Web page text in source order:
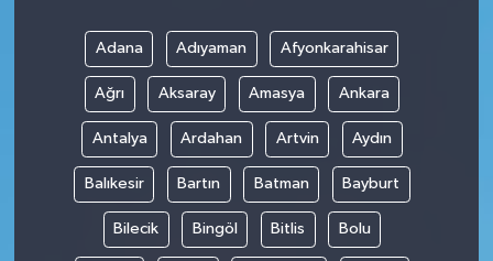
Adana Adıyaman Afyonkarahisar
Ağrı Aksaray Amasya Ankara
Antalya Ardahan Artvin Aydın
Balıkesir Bartın Batman Bayburt
Bilecik Bingöl Bitlis Bolu